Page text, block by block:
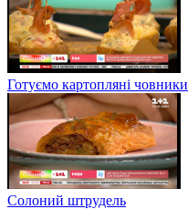
Готуємо картопляні човники
Солоний штрудель